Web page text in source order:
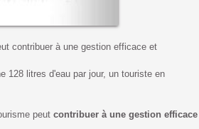
contribuer à une gestion efficace et
128 litres d'eau par jour, un touriste en
peut contribuer à une gestion efficace